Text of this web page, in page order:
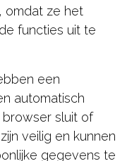
omdat ze het
functies uit te
een
automatisch
sluit of
veilig en kunnen
gegevens te